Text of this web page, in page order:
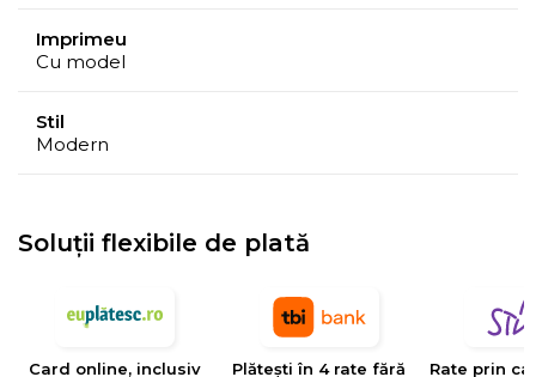
Imprimeu
Cu model
Stil
Modern
Soluții flexibile de plată
Card online, inclusiv
Plătești în 4 rate fără
Rate prin